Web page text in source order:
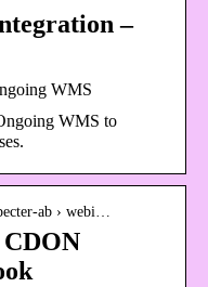
–
WMS
WMS to
ab › webi…